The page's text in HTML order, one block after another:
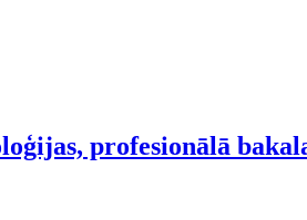
profesionālā